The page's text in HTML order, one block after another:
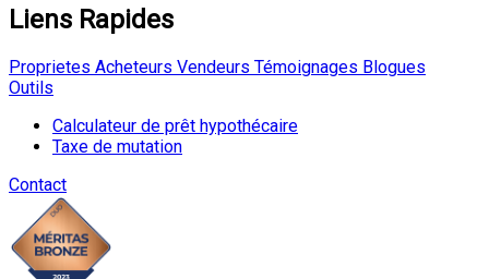
Liens Rapides
Proprietes Acheteurs Vendeurs Témoignages Blogues
Outils
Calculateur de prêt hypothécaire
Taxe de mutation
Contact